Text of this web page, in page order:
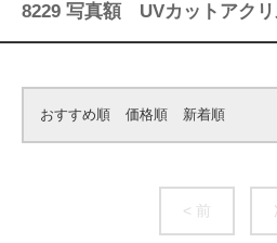
8229 写真額 UVカットアク
おすすめ順 価格順 新着順
< 前